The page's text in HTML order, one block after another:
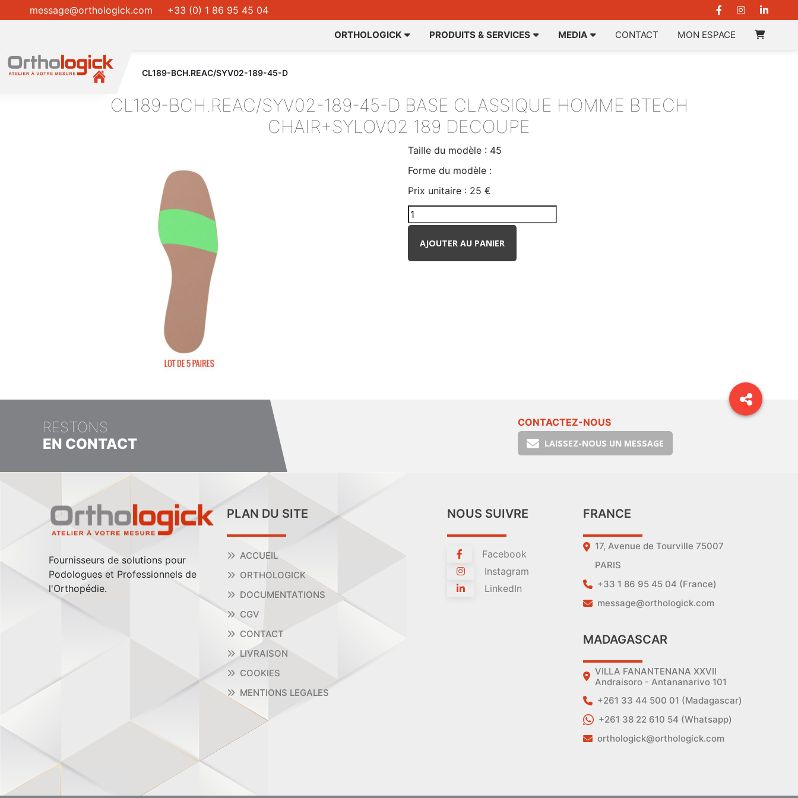
message@orthologick.com +33 (0) 1 86 95 45 04
ORTHOLOGICK PRODUITS & SERVICES MEDIA CONTACT MON ESPACE
CL189-BCH.REAC/SYV02-189-45-D
CL189-BCH.REAC/SYV02-189-45-D BASE CLASSIQUE HOMME BTECH
CHAIR+SYLOV02 189 DECOUPE
Taille du modèle : 45
Forme du modèle :
Prix unitaire : 25 €
AJOUTER AU PANIER
RESTONS
EN CONTACT
CONTACTEZ-NOUS
LAISSEZ-NOUS UN MESSAGE
Fournisseurs de solutions pour
Podologues et Professionnels de
l'Orthopédie.
PLAN DU SITE
ACCUEIL
ORTHOLOGICK
DOCUMENTATIONS
CGV
CONTACT
LIVRAISON
COOKIES
MENTIONS LEGALES
NOUS SUIVRE
Facebook
Instagram
LinkedIn
FRANCE
17, Avenue de Tourville 75007
PARIS
+33 1 86 95 45 04 (France)
message@orthologick.com
MADAGASCAR
VILLA FANANTENANA XXVII
Andraisoro - Antananarivo 101
+261 33 44 500 01 (Madagascar)
+261 38 22 610 54 (Whatsapp)
orthologick@orthologick.com